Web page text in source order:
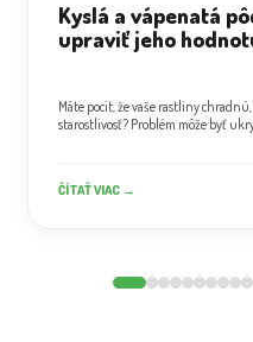
Kyslá a vápenatá
upraviť jeho
Máte pocit, že vaše rastliny
starostlivosť? Problém môže byť
ČÍTAŤ VIAC →